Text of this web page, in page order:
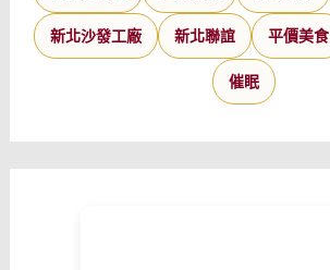
新北沙發工廠 新北聯誼 平價美食
催眠